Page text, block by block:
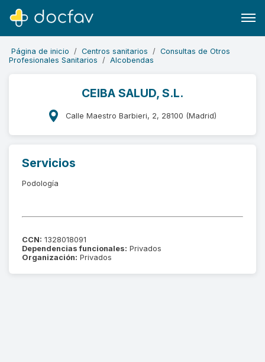
Página de inicio Centros sanitarios
Consultas de Otros
Profesionales Sanitarios
Alcobendas
CEIBA SALUD, S.L.
Calle Maestro Barbieri, 2, 28100 (Madrid)
Servicios
Podología
CCN: 1328018091
Dependencias funcionales: Privados
Organización: Privados